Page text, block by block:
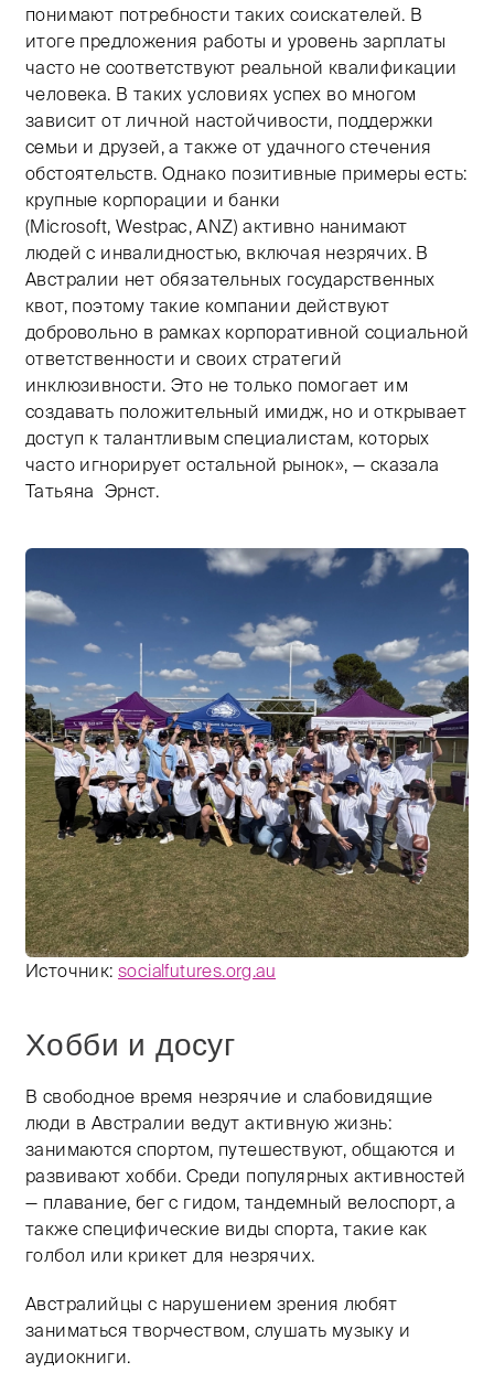
понимают потребности таких соискателей. В
итоге предложения работы и уровень зарплаты
часто не соответствуют реальной квалификации
человека. В таких условиях успех во многом
зависит от личной настойчивости, поддержки
семьи и друзей, а также от удачного стечения
обстоятельств. Однако позитивные примеры есть:
крупные корпорации и банки
(Microsoft, Westpac, ANZ) активно нанимают
людей с инвалидностью, включая незрячих. В
Австралии нет обязательных государственных
квот, поэтому такие компании действуют
добровольно в рамках корпоративной социальной
ответственности и своих стратегий
инклюзивности. Это не только помогает им
создавать положительный имидж, но и открывает
доступ к талантливым специалистам, которых
часто игнорирует остальной рынок», — сказала
Татьяна Эрнст.
Источник:socialfutures.org.au
Хобби и досуг
В свободное время незрячие и слабовидящие
люди в Австралии ведут активную жизнь:
занимаются спортом, путешествуют, общаются и
развивают хобби. Среди популярных активностей
— плавание, бег с гидом, тандемный велоспорт, а
также специфические виды спорта, такие как
голбол или крикет для незрячих.
Австралийцы с нарушением зрения любят
заниматься творчеством, слушать музыку и
аудиокниги.